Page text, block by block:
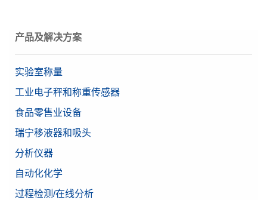
产品及解决方案
实验室称量
工业电子秤和称重传感器
食品零售业设备
瑞宁移液器和吸头
分析仪器
自动化化学
过程检测/在线分析